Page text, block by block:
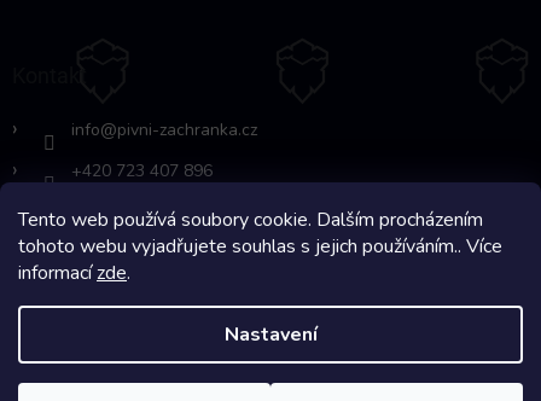
Tento web používá soubory cookie. Dalším procházením
tohoto webu vyjadřujete souhlas s jejich používáním.. Více
informacízde.
Nastavení
info@pivni-zachranka.cz
+420 723 407 896
https://www.facebook.com/www.fb.co
m/pivnipohotovost
Pivní Záchranka. Všechna práva vyhrazena.